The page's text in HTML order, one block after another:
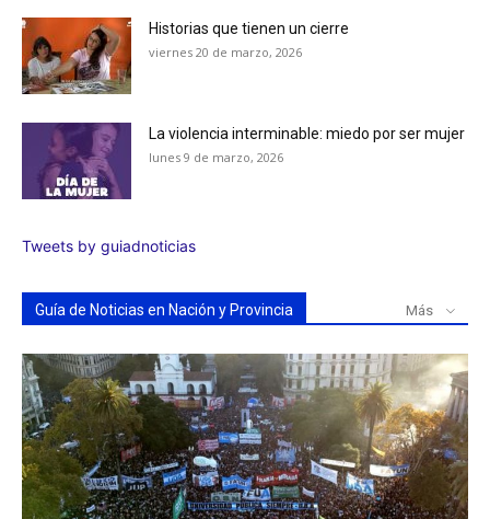
Historias que tienen un cierre
viernes 20 de marzo, 2026
La violencia interminable: miedo por ser mujer
lunes 9 de marzo, 2026
Tweets by guiadnoticias
Guía de Noticias en Nación y Provincia Más